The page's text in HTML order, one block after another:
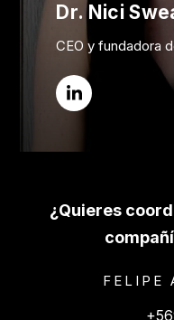
Dr. Nici
CEO y fundadora
¿Quieres
FELIPE